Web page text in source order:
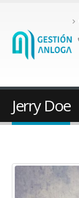
Jerry Doe